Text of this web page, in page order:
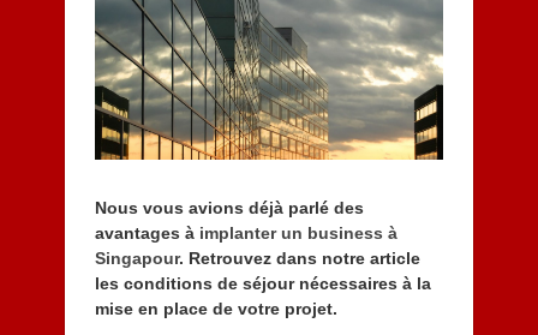
e
m
b
r
e
2
0
1
Nous vous avions déjà parlé des
avantages à implanter un business à
Singapour. Retrouvez dans notre article
les conditions de séjour nécessaires à la
mise en place de votre projet.